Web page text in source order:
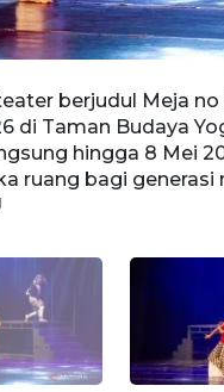
berjudul Meja
di Taman Budaya
hingga 8 Mei
ruang bagi generasi